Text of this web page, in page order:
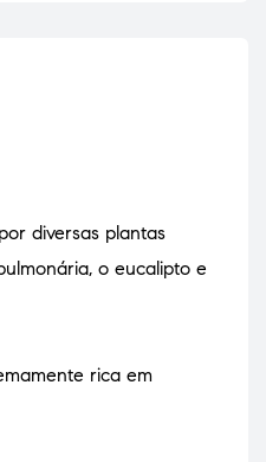
diversas plantas
o eucalipto e
rica em